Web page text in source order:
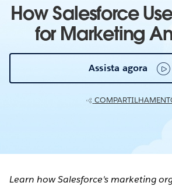
How Salesforce
for Marketing
Assista agora
Learn how Salesforce's marketing